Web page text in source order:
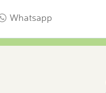
Whatsapp